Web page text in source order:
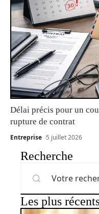
Délai précis pour un
rupture de contrat
Entreprise 5 juillet 2026
Recherche
Les plus